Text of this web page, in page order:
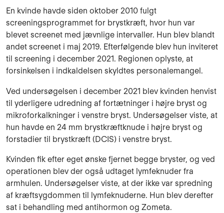
En kvinde havde siden oktober 2010 fulgt
screeningsprogrammet for brystkræft, hvor hun var
blevet screenet med jævnlige intervaller. Hun blev blandt
andet screenet i maj 2019. Efterfølgende blev hun inviteret
til screening i december 2021. Regionen oplyste, at
forsinkelsen i indkaldelsen skyldtes personalemangel.
Ved undersøgelsen i december 2021 blev kvinden henvist
til yderligere udredning af fortætninger i højre bryst og
mikroforkalkninger i venstre bryst. Undersøgelser viste, at
hun havde en 24 mm brystkræftknude i højre bryst og
forstadier til brystkræft (DCIS) i venstre bryst.
Kvinden fik efter eget ønske fjernet begge bryster, og ved
operationen blev der også udtaget lymfeknuder fra
armhulen. Undersøgelser viste, at der ikke var spredning
af kræftsygdommen til lymfeknuderne. Hun blev derefter
sat i behandling med antihormon og Zometa.